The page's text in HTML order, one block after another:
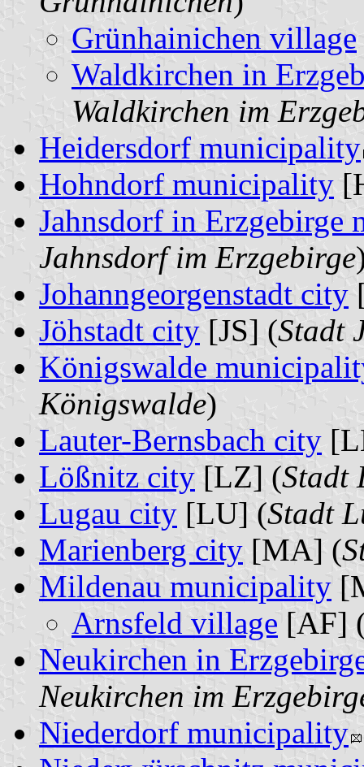
Grünhainichen village
Waldkirchen in
Waldkirchen im
Heidersdorf municipality
Hohndorf municipality
Jahnsdorf in Erzgebirge
Jahnsdorf im Erzgebirge
Johanngeorgenstadt city
Jöhstadt city [JS] (Stadt
Königswalde
Königswalde)
Lauter-Bernsbach city
Lößnitz city [LZ] (Stadt
Lugau city [LU] (Stadt
Marienberg city [MA] (
Mildenau municipality
Arnsfeld village [AF]
Neukirchen in
Neukirchen im
Niederdorf municipality